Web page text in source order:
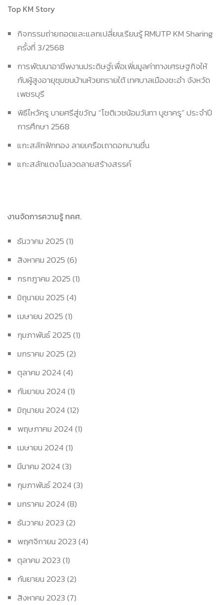
Top KM Story
กิจกรรมถ่ายถอดและแลกเปลี่ยนเรียนรู้ RMUTP KM Sharing
ครั้งที่ 3/2568
การพัฒนาอาชีพงานประดิษฐ์เพื่อเพิ่มมูลค่าทางเศรษฐกิจให้
กับผู้สูงอายุชุมชนบ้านห้วยทรายใต้ เทศบาลเมืองชะอำ จังหวัด
เพชรบุรี
พิธีไหว้ครู บายศรีสู่ขวัญ “โชติเวชน้อมวันทา บูชาครู” ประจำปี
การศึกษา 2568
แกะสลักฟักทอง ลายเครือเถาดอกบานชื่น
แกะสลักแตงโมลวดลายสร้างสรรค์
งานจัดการความรู้ ทคศ.
ธันวาคม 2025(1)
สิงหาคม 2025(6)
กรกฎาคม 2025(1)
มิถุนายน 2025(4)
เมษายน 2025(1)
กุมภาพันธ์ 2025(1)
มกราคม 2025(2)
ตุลาคม 2024(4)
กันยายน 2024(1)
มิถุนายน 2024(12)
พฤษภาคม 2024(1)
เมษายน 2024(1)
มีนาคม 2024(3)
กุมภาพันธ์ 2024(3)
มกราคม 2024(8)
ธันวาคม 2023(2)
พฤศจิกายน 2023(4)
ตุลาคม 2023(1)
กันยายน 2023(2)
สิงหาคม 2023(7)